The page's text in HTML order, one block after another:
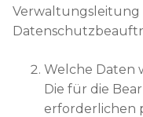
Verwaltungsleitung
Welche Daten
Die für die
erforderlichen